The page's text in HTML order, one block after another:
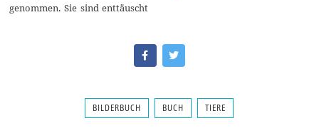
genommen. Sie sind enttäuscht
BILDERBUCH BUCH TIERE